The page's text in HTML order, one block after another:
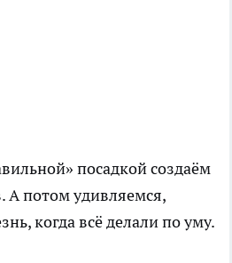
посадкой создаём
А потом удивляемся,
когда всё делали по уму.